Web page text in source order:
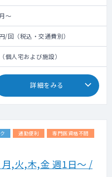
～
/回（税込・交通費別）
個人宅および施設）
詳細をみる
通勤便利
専門医資格不問
月,火,木,金 週1日～ /